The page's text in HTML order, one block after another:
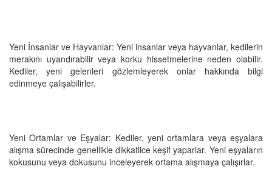
Yeni İnsanlar ve Hayvanlar: Yeni insanlar veya hayvanlar, kedilerin
merakını uyandırabilir veya korku hissetmelerine neden olabilir.
Kediler, yeni gelenleri gözlemleyerek onlar hakkında bilgi
edinmeye çalışabilirler.
Yeni Ortamlar ve Eşyalar: Kediler, yeni ortamlara veya eşyalara
alışma sürecinde genellikle dikkatlice keşif yaparlar. Yeni eşyaların
kokusunu veya dokusunu inceleyerek ortama alışmaya çalışırlar.